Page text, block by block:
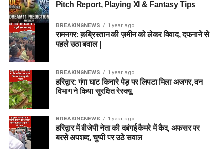
Pitch Report, Playing XI & Fantasy Tips
BREAKINGNEWS 1 year ago
रामनगर: क़ब्रिस्तान की ज़मीन को लेकर विवाद, दफनाने से
पहले उठा बवाल |
BREAKINGNEWS 1 year ago
हरिद्वार: गंगा घाट किनारे पेड़ पर लिपटा मिला अजगर, वन
विभाग ने किया सुरक्षित रेस्क्यू
BREAKINGNEWS 1 year ago
हरिद्वार में बीजेपी नेता की दबंगई कैमरे में कैद, अफसर पर
बरसे अपशब्द, चुप्पी पर उठे सवाल